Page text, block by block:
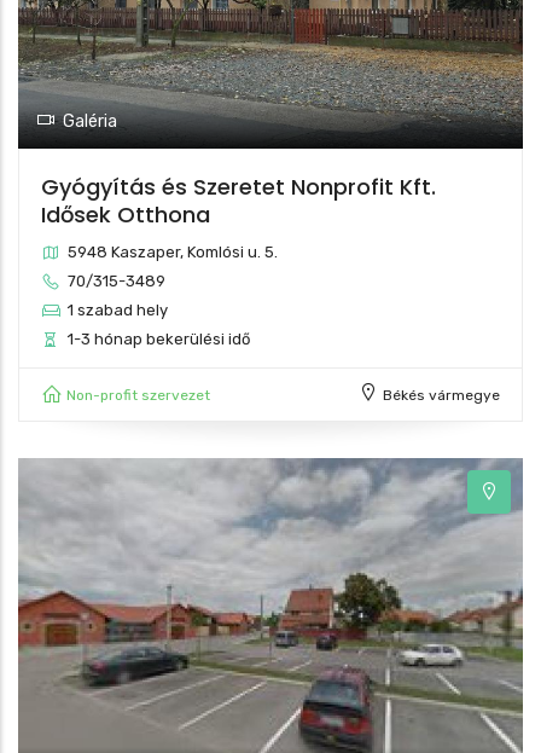
Galéria
Gyógyítás és Szeretet Nonprofit Kft.
Idősek Otthona
5948 Kaszaper, Komlósi u. 5.
70/315-3489
1 szabad hely
1-3 hónap bekerülési idő
Non-profit szervezet Békés vármegye